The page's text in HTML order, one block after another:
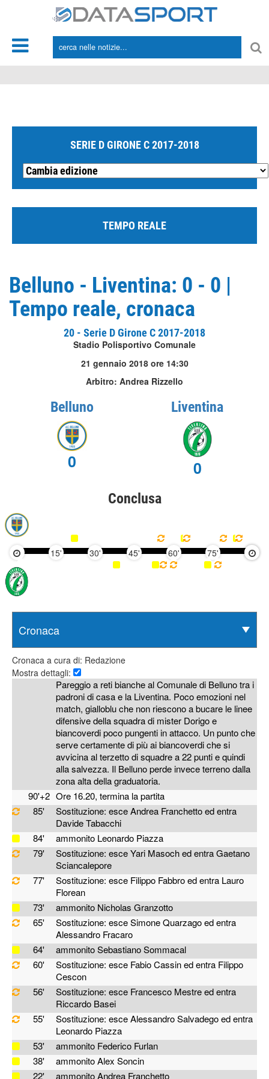
SERIE D GIRONE C 2017-2018
TEMPO REALE
Belluno - Liventina: 0 - 0 |
Tempo reale, cronaca
20 - Serie D Girone C 2017-2018
Stadio Polisportivo Comunale
21 gennaio 2018 ore 14:30
Arbitro: Andrea Rizzello
Belluno
0
Liventina
0
Conclusa
15' 30' 45' 60' 75' 90'
Cronaca a cura di: Redazione
Mostra dettagli:
Pareggio a reti bianche al Comunale di Belluno tra i
padroni di casa e la Liventina. Poco emozioni nel
match, gialloblu che non riescono a bucare le linee
difensive della squadra di mister Dorigo e
biancoverdi poco pungenti in attacco. Un punto che
serve certamente di più ai biancoverdi che si
avvicina al terzetto di squadre a 22 punti e quindi
alla salvezza. Il Belluno perde invece terreno dalla
zona alta della graduatoria.
90'+2 Ore 16.20, termina la partita
85'
Sostituzione: esce Andrea Franchetto ed entra
Davide Tabacchi
84'
ammonito Leonardo Piazza
79'
Sostituzione: esce Yari Masoch ed entra Gaetano
Sciancalepore
77'
Sostituzione: esce Filippo Fabbro ed entra Lauro
Florean
73'
ammonito Nicholas Granzotto
65'
Sostituzione: esce Simone Quarzago ed entra
Alessandro Fracaro
64'
ammonito Sebastiano Sommacal
60'
Sostituzione: esce Fabio Cassin ed entra Filippo
Cescon
56'
Sostituzione: esce Francesco Mestre ed entra
Riccardo Basei
55'
Sostituzione: esce Alessandro Salvadego ed entra
Leonardo Piazza
53'
ammonito Federico Furlan
38'
ammonito Alex Soncin
22'
ammonito Andrea Franchetto